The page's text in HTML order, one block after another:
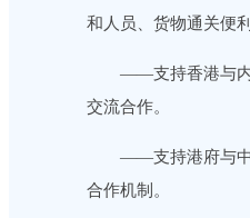
和人员、货物通关便利
——支持香港与内
交流合作。
——支持港府与中
合作机制。